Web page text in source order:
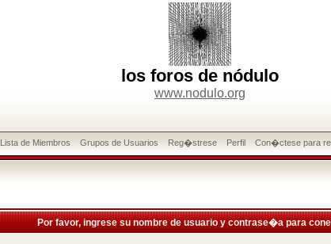
los foros de nódulo
www.nodulo.org
Lista de Miembros Grupos de Usuarios Reg�strese Perfil Con�ctese para
Por favor, ingrese su nombre de usuario y contrase�a para